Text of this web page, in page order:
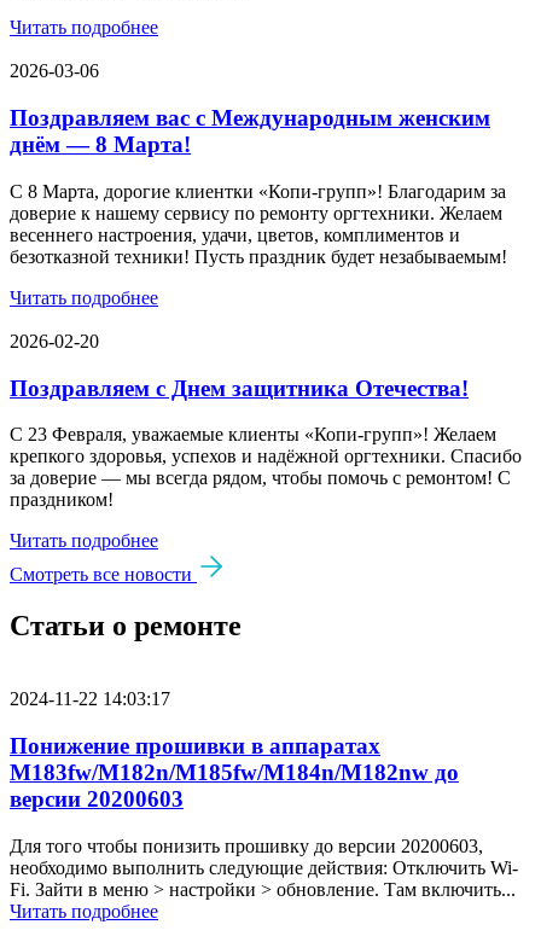
Читать подробнее
2026-03-06
Поздравляем вас с Международным женским
днём — 8 Марта!
С 8 Марта, дорогие клиентки «Копи‑групп»! Благодарим за
доверие к нашему сервису по ремонту оргтехники. Желаем
весеннего настроения, удачи, цветов, комплиментов и
безотказной техники! Пусть праздник будет незабываемым!
Читать подробнее
2026-02-20
Поздравляем с Днем защитника Отечества!
С 23 Февраля, уважаемые клиенты «Копи‑групп»! Желаем
крепкого здоровья, успехов и надёжной оргтехники. Спасибо
за доверие — мы всегда рядом, чтобы помочь с ремонтом! С
праздником!
Читать подробнее
Смотреть все новости
Статьи о ремонте
2024-11-22 14:03:17
Понижение прошивки в аппаратах
M183fw/M182n/M185fw/M184n/M182nw до
версии 20200603
Для того чтобы понизить прошивку до версии 20200603,
необходимо выполнить следующие действия: Отключить Wi-
Fi. Зайти в меню > настройки > обновление. Там включить...
Читать подробнее